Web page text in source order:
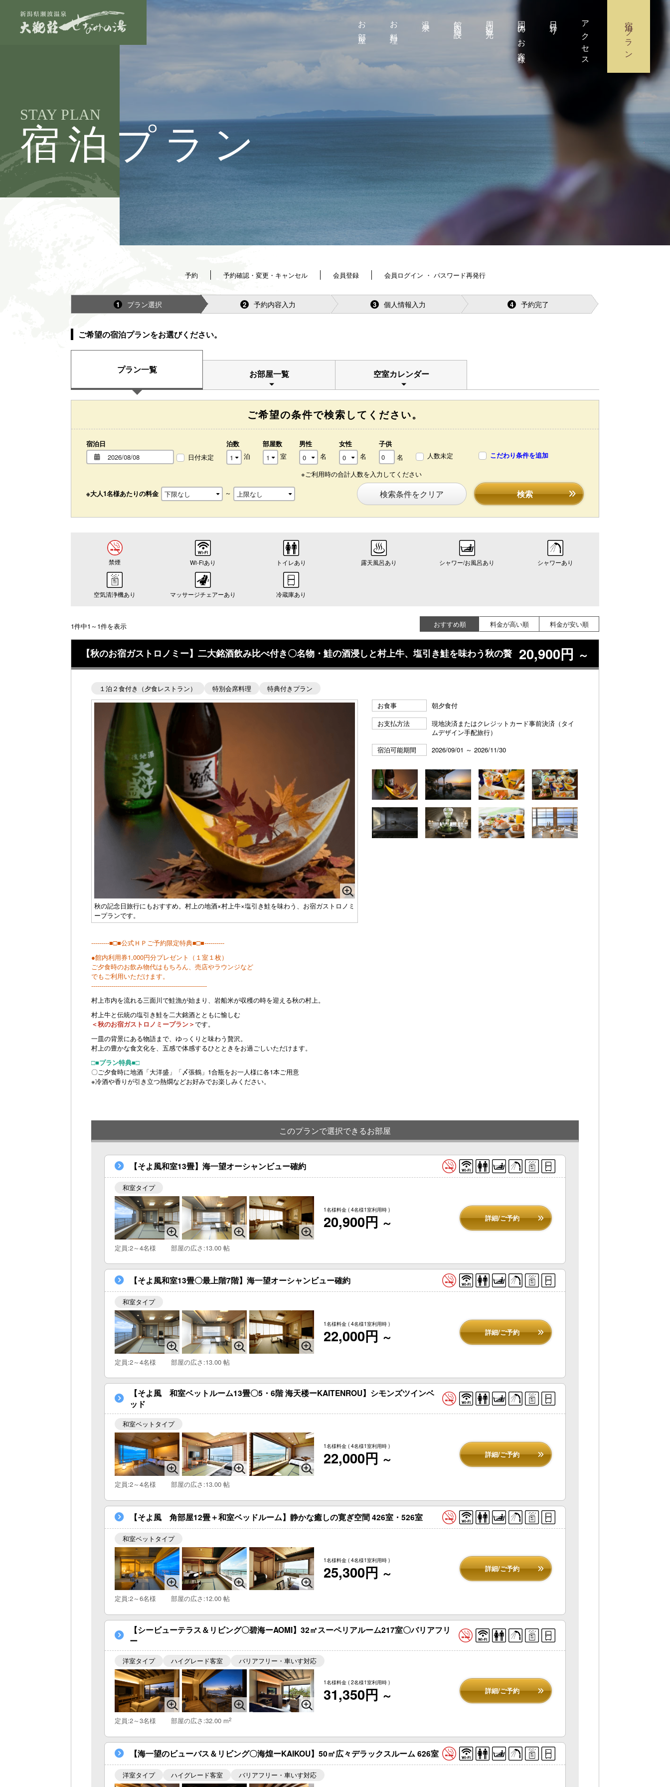
お部屋 お料理 館内施設 周辺観光 団体のお客様 日帰り アクセス 宿泊プラン
STAY PLAN
宿泊プラン
予約 予約確認・変更・キャンセル 会員登録 会員ログイン ・ パスワード再発行
1 プラン選択 2 予約内容入力 3 個人情報入力 4 予約完了
ご希望の宿泊プランをお選びください。
プラン一覧 お部屋一覧 空室カレンダー
ご希望の条件で検索してください。
宿泊日
日付未定
泊数
泊
部屋数
室
男性
名
女性
名
子供
名
人数未定
※ご利用時の合計人数を入力してください
こだわり条件を追加
※大人1名様あたりの料金 ～ 検索条件をクリア 検索
禁煙 Wi-Fiあり トイレあり 露天風呂あり シャワー/お風呂あり シャワーあり
空気清浄機あり マッサージチェアーあり 冷蔵庫あり
おすすめ順 料金が高い順 料金が安い順
1件中1～1件を表示
【秋のお宿ガストロノミー】二大銘酒飲み比べ付き〇名物・鮭の酒浸しと村上牛、塩引き鮭を味わう秋の贅 20,900円 ～
１泊２食付き（夕食レストラン） 特別会席料理 特典付きプラン
秋の記念日旅行にもおすすめ。村上の地酒×村上牛×塩引き鮭を味わう、お宿ガストロノミ
ープランです。
お食事
朝夕食付
お支払方法
現地決済またはクレジットカード事前決済（タイ
ムデザイン手配旅行）
宿泊可能期間
2026/09/01 ～ 2026/11/30
---------■□■公式ＨＰご予約限定特典■□■----------
●館内利用券1,000円分プレゼント（１室１枚）
ご夕食時のお飲み物代はもちろん、売店やラウンジなど
でもご利用いただけます。
----------------------------------------------------------
村上市内を流れる三面川で鮭漁が始まり、岩船米が収穫の時を迎える秋の村上。
村上牛と伝統の塩引き鮭を二大銘酒とともに愉しむ
＜秋のお宿ガストロノミープラン＞です。
一皿の背景にある物語まで、ゆっくりと味わう贅沢。
村上の豊かな食文化を、五感で体感するひとときをお過ごしいただけます。
□■プラン特典■□
〇ご夕食時に地酒「大洋盛」「〆張鶴」1合瓶をお一人様に各1本ご用意
※冷酒や香りが引き立つ熱燗などお好みでお楽しみください。
このプランで選択できるお部屋
【そよ風和室13畳】海一望オーシャンビュー確約
和室タイプ
1名様料金 ( 4名様1室利用時 )
20,900円 ～ 詳細/ご予約
定員:2～4名様 部屋の広さ:13.00 帖
【そよ風和室13畳〇最上階7階】海一望オーシャンビュー確約
和室タイプ
1名様料金 ( 4名様1室利用時 )
22,000円 ～ 詳細/ご予約
定員:2～4名様 部屋の広さ:13.00 帖
【そよ風 和室ベットルーム13畳〇5・6階 海天楼ーKAITENROU】シモンズツインベ
ッド
和室ベットタイプ
1名様料金 ( 4名様1室利用時 )
22,000円 ～ 詳細/ご予約
定員:2～4名様 部屋の広さ:13.00 帖
【そよ風 角部屋12畳＋和室ベッドルーム】静かな癒しの寛ぎ空間 426室・526室
和室ベットタイプ
1名様料金 ( 4名様1室利用時 )
25,300円 ～ 詳細/ご予約
定員:2～6名様 部屋の広さ:12.00 帖
【シービューテラス＆リビング〇碧海ーAOMI】32㎡スーペリアルーム217室〇バリアフリ
ー
洋室タイプ ハイグレード客室 バリアフリー・車いす対応
1名様料金 ( 2名様1室利用時 )
31,350円 ～ 詳細/ご予約
定員:2～3名様 部屋の広さ:32.00 m2
【海一望のビューバス＆リビング〇海煌ーKAIKOU】50㎡広々デラックスルーム 626室
洋室タイプ ハイグレード客室 バリアフリー・車いす対応